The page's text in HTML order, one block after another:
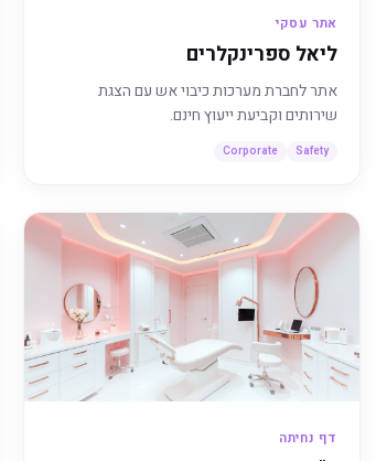
אתר עסקי
ליאל ספרינקלרים
אתר לחברת מערכות כיבוי אש עם הצגת
שירותים וקביעת ייעוץ חינם.
Safety
Corporate
דף נחיתה